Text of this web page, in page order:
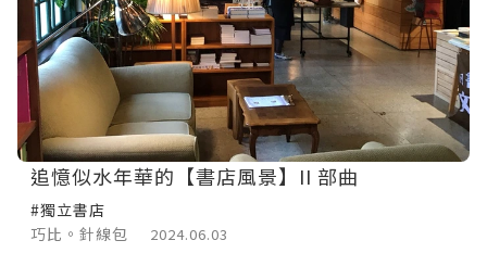
追憶似水年華的【書店風景】II 部曲
#獨立書店
巧比。針線包
2024.06.03